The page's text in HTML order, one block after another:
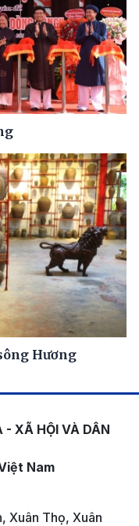
Hương
- XÃ HỘI VÀ DÂN
Nam
Xuân Thọ, Xuân